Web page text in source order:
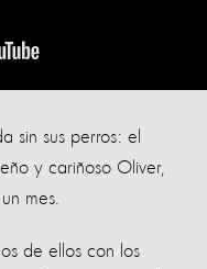
sin sus perros: el
y cariñoso Oliver,
mes.
de ellos con los